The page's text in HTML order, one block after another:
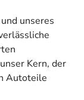
unseres
Kern, der
Autoteile